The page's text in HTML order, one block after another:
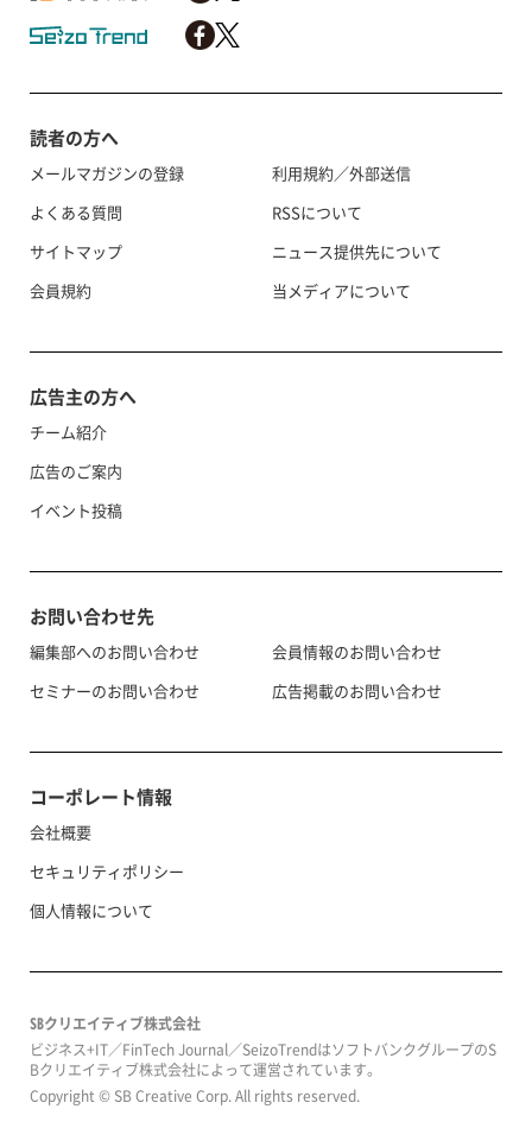
読者の方へ
メールマガジンの登録
よくある質問
サイトマップ
会員規約
利用規約／外部送信
RSSについて
ニュース提供先について
当メディアについて
広告主の方へ
チーム紹介
広告のご案内
イベント投稿
お問い合わせ先
編集部へのお問い合わせ
セミナーのお問い合わせ
会員情報のお問い合わせ
広告掲載のお問い合わせ
コーポレート情報
会社概要
セキュリティポリシー
個人情報について
SBクリエイティブ株式会社
ビジネス+IT／FinTech Journal／SeizoTrendはソフトバンクグループのS
Bクリエイティブ株式会社によって運営されています。
Copyright © SB Creative Corp. All rights reserved.